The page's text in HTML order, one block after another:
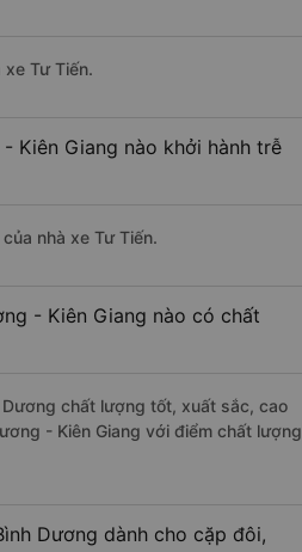
Tư Tiến.
Kiên Giang nào khởi hành trễ
nhà xe Tư Tiến.
- Kiên Giang nào có chất
chất lượng tốt, xuất sắc, cao
- Kiên Giang với điểm chất lượng
Dương dành cho cặp đôi,